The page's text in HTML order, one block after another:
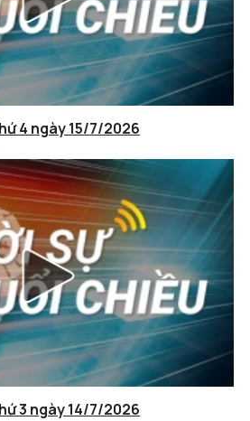
4 ngày 15/7/2026
3 ngày 14/7/2026